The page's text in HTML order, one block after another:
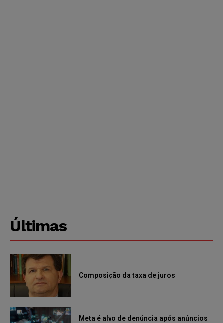
Últimas
Composição da taxa de juros
Meta é alvo de denúncia após anúncios